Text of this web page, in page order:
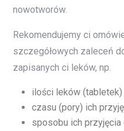
nowotworów.
Rekomendujemy ci
szczegółowych zaleceń
zapisanych ci leków, np.
ilości leków (tabletek)
czasu (pory) ich
sposobu ich przyjęcia